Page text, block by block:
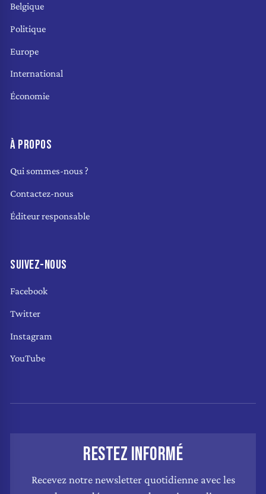
Belgique
Politique
Europe
International
Économie
À PROPOS
Qui sommes-nous ?
Contactez-nous
Éditeur responsable
SUIVEZ-NOUS
Facebook
Twitter
Instagram
YouTube
RESTEZ INFORMÉ
Recevez notre newsletter quotidienne avec les